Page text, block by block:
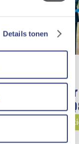
Details tonen
Eerste
Storm en